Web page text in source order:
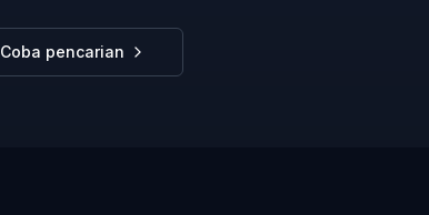
Coba pencarian